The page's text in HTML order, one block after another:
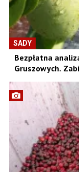
SADY
Bezpłatna
Gruszowych.